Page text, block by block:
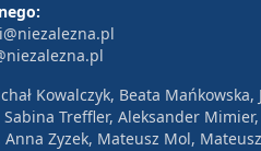
Kowalczyk, Beata Mańkowska,
Treffler, Aleksander Mimier,
Zyzek, Mateusz Mol,